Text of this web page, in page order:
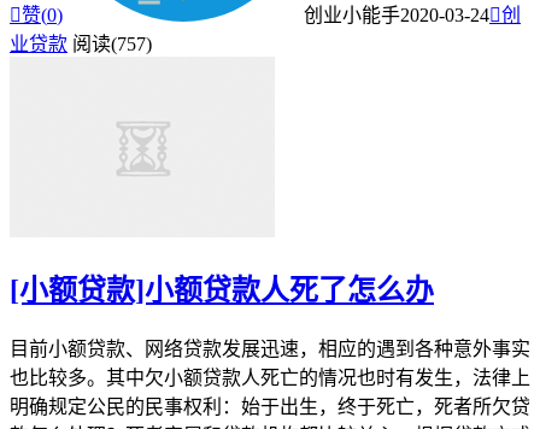
赞(0) 创业小能手2020-03-24创
业贷款 阅读(757)
[小额贷款]小额贷款人死了怎么办
目前小额贷款、网络贷款发展迅速，相应的遇到各种意外事实
也比较多。其中欠小额贷款人死亡的情况也时有发生，法律上
明确规定公民的民事权利：始于出生，终于死亡，死者所欠贷